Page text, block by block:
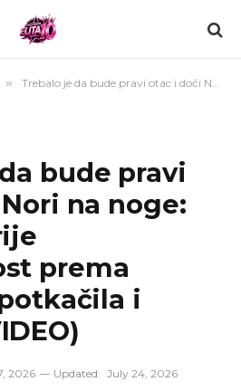
» Trebalo je da bude pravi otac i doći Nori na noge: Aneli ne krije ozlojeđenost prema Staniji, pa potkačila i Asmina! (VIDEO)
bude pravi
na noge:
prema
i
2026 Updated: July 24, 2026